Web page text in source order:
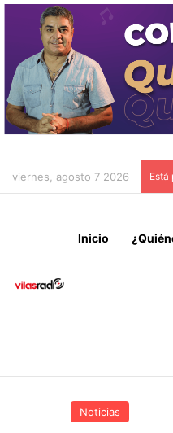
viernes, agosto 7 2026 Está
Inicio
Noticias